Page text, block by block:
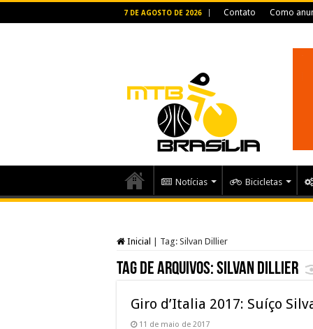
7 DE AGOSTO DE 2026 Contato Como
Notícias Bicicletas
Inicial Tag: Silvan Dillier
Tag de arquivos:Silvan Dillier
Giro d’Italia 2017: Suíço
11 de maio de 2017